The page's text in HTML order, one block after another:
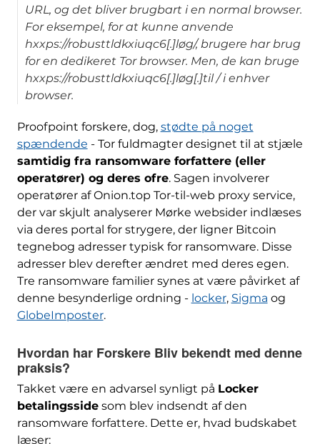
URL, og det bliver brugbart i en normal browser.
For eksempel, for at kunne anvende
hxxps://robusttldkxiuqc6[.]løg/, brugere har brug
for en dedikeret Tor browser. Men, de kan bruge
hxxps://robusttldkxiuqc6[.]løg[.]til / i enhver
browser.
Proofpoint forskere, dog, stødte på noget
spændende - Tor fuldmagter designet til at stjæle
samtidig fra ransomware forfattere (eller
operatører) og deres ofre. Sagen involverer
operatører af Onion.top Tor-til-web proxy service,
der var skjult analyserer Mørke websider indlæses
via deres portal for strygere, der ligner Bitcoin
tegnebog adresser typisk for ransomware. Disse
adresser blev derefter ændret med deres egen.
Tre ransomware familier synes at være påvirket af
denne besynderlige ordning - locker, Sigma og
GlobeImposter.
Hvordan har Forskere Bliv bekendt med denne
praksis?
Takket være en advarsel synligt på Locker
betalingssidesom blev indsendt af den
ransomware forfattere. Dette er, hvad budskabet
læser: